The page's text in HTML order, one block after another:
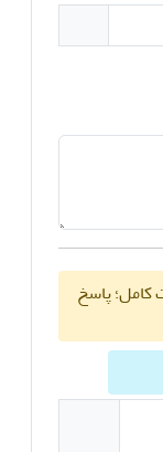
لطفا به جای وارد کردن کد امنیتی به صورت کامل؛ پاسخ